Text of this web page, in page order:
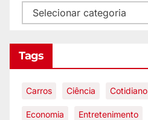
Tags
Carros Ciência Cotidiano
Economia Entretenimento